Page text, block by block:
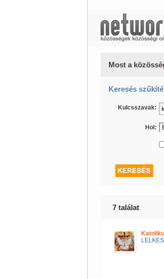
Most a
Keresés
Kulcsszavak:
Hol:
7 találat